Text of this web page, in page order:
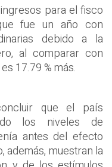
para el fisco
fue un año con
debido a la
al comparar con
17.79 % más.
que el país
los niveles de
antes del efecto
además, muestran la